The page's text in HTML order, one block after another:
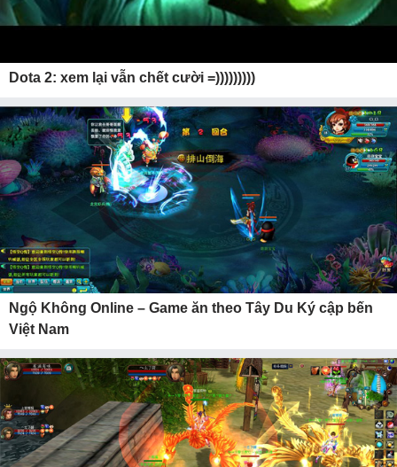
Dota 2: xem lại vẫn chết cười =)))))))))
Ngộ Không Online – Game ăn theo Tây Du Ký cập bến
Việt Nam